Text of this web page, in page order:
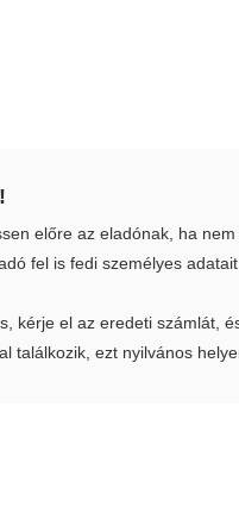
előre az eladónak, ha nem
fel is fedi személyes
kérje el az eredeti számlát,
találkozik, ezt nyilvános